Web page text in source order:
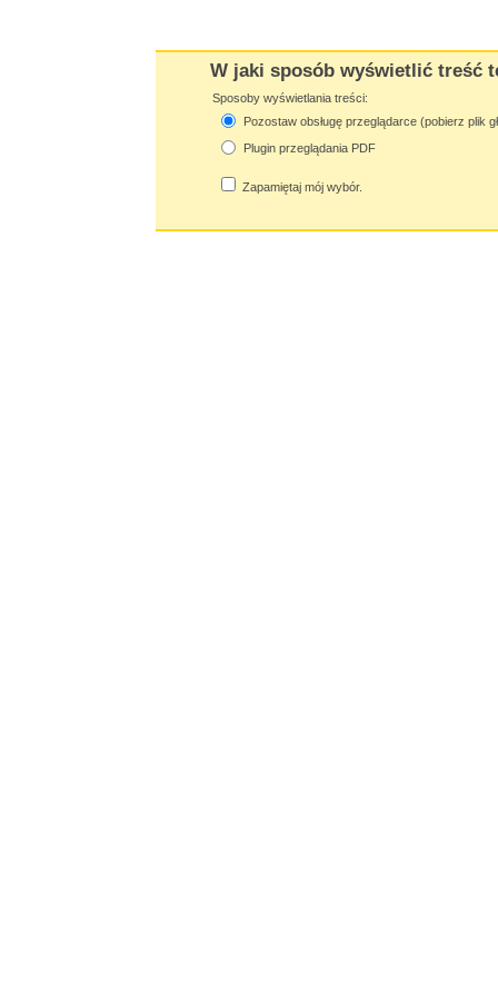
W jaki sposób wyświetlić treść
Sposoby wyświetlania treści:
Pozostaw obsługę przeglądarce (pobierz plik
Plugin przeglądania PDF
Zapamiętaj mój wybór.